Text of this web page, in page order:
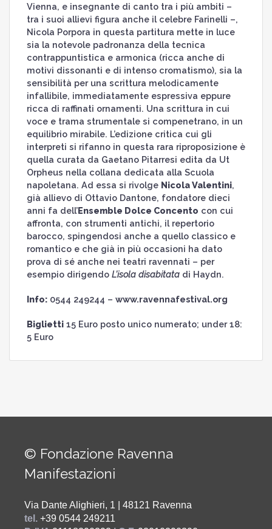
Vienna, e insegnante di canto tra i più ambiti –
tra i suoi allievi figura anche il celebre Farinelli –,
Nicola Porpora in questa partitura mette in luce
sia la notevole padronanza della tecnica
contrappuntistica e armonica (ricca anche di
motivi dissonanti e di intenso cromatismo), sia la
sensibilità per una scrittura melodicamente
infallibile, immediatamente espressiva eppure
ricca di raffinati ornamenti. Una scrittura in cui
voce e trama strumentale si compenetrano, in un
equilibrio mirabile. L’edizione critica cui gli
interpreti si rifanno in questa rara riproposizione è
quella curata da Gaetano Pitarresi edita da Ut
Orpheus nella collana dedicata alla Scuola
napoletana. Ad essa si rivolge Nicola Valentini,
già allievo di Ottavio Dantone, fondatore dieci
anni fa dell’Ensemble Dolce Concento con cui
affronta, con strumenti antichi, il repertorio
barocco, spingendosi anche a quello classico e
romantico e che già in più occasioni ha dato
prova di sé anche nei teatri ravennati – per
esempio dirigendo L’isola disabitatadi Haydn.
Info:0544 249244 – www.ravennafestival.org
Biglietti15 Euro posto unico numerato; under 18:
5 Euro
© Fondazione Ravenna
Manifestazioni
Via Dante Alighieri, 1 | 48121 Ravenna
tel. +39 0544 249211